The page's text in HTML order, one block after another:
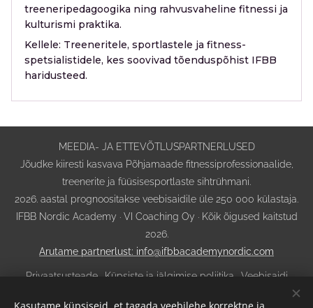
treeneripedagoogika ning rahvusvaheline fitnessi ja
kulturismi praktika.
Kellele: Treeneritele, sportlastele ja fitness-
spetsialistidele, kes soovivad tõenduspõhist IFBB
haridusteed.
MEEDIA- JA ETTEVÕTLUSPARTNERLUSED
Jõudke kiiresti kasvava Põhjamaade fitnessiprofessionaalide,
treenerite ja füüsisesportlaste sihtrühmani.
2026. aastal prognoositakse veebisaidile üle 250 000 külastaja.
IFBB Nordic Academy · VI Coaching Oy · Kõik õigused kaitstud
2026.
Arutame partnerlust: info@ifbbacademynordic.com
Privaatsusteade· Küpsiste ja jälgimise poliitika
Veebisaidi
·